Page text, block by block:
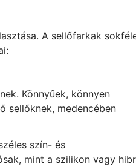
A sellőfarkak
Könnyűek, könnyen
sellőknek, medencében
szín- és
mint a szilikon vagy